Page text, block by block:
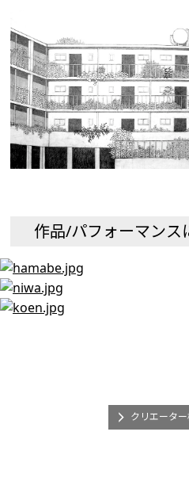
作品/パフォーマンス
クリエータ